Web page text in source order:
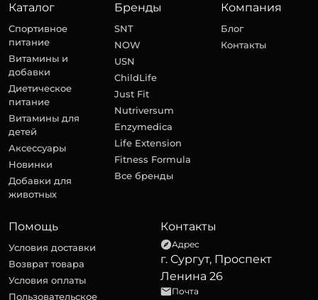
Каталог
Спортивное
питание
Витамины и
добавки
Диетическое
питание
Витамины для
детей
Аксессуары
Новинки
Добавки для
животных
Бренды
SNT
NOW
USN
ChildLife
Just Fit
Nutriversum
Enzymedica
Life Extension
Fitness Formula
Все бренды
Компания
Блог
Контакты
Помощь
Условия доставки
Возврат товара
Условия оплаты
Пользовательское
Контакты
Адрес
г. Сургут, Проспект
Ленина 26
Почта